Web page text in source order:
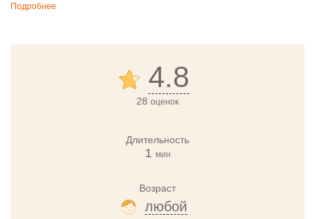
Подробнее
4.8
28 оценок
Длительность
1 мин
Возраст
любой